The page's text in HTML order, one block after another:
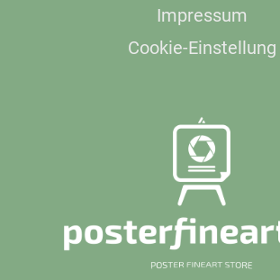
Impressum
Cookie-Einstellung